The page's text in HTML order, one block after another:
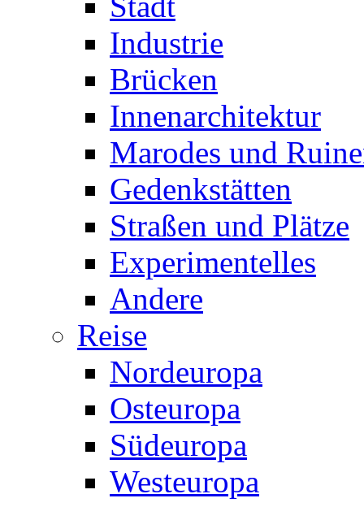
Industrie
Brücken
Innenarchitektur
Marodes und
Gedenkstätten
Straßen und Plätze
Experimentelles
Andere
Reise
Nordeuropa
Osteuropa
Südeuropa
Westeuropa